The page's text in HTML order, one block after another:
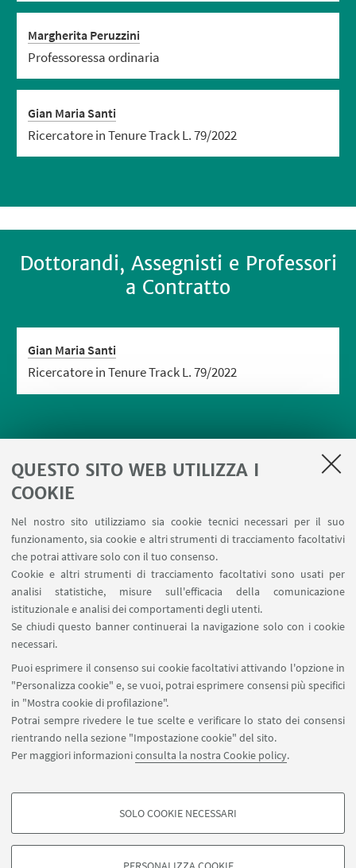
QUESTO SITO WEB UTILIZZA I
COOKIE
Nel nostro sito utilizziamo sia cookie tecnici necessari per il suo
funzionamento, sia cookie e altri strumenti di tracciamento facoltativi
che potrai attivare solo con il tuo consenso.
Cookie e altri strumenti di tracciamento facoltativi sono usati per
analisi statistiche, misure sull'efficacia della comunicazione
istituzionale e analisi dei comportamenti degli utenti.
Se chiudi questo banner continuerai la navigazione solo con i cookie
necessari.
Puoi esprimere il consenso sui cookie facoltativi attivando l'opzione in
"Personalizza cookie" e, se vuoi, potrai esprimere consensi più specifici
in "Mostra cookie di profilazione".
Potrai sempre rivedere le tue scelte e verificare lo stato dei consensi
rientrando nella sezione "Impostazione cookie" del sito.
Per maggiori informazioniconsulta la nostra Cookie policy.
COOKIE DI PROFILAZIONE - FACOLTATIVI
SOLO COOKIE NECESSARI
Margherita Peruzzini
Professoressa ordinaria
Gian Maria Santi
Ricercatore in Tenure Track L. 79/2022
Dottorandi, Assegnisti e Professori
a Contratto
Gian Maria Santi
Ricercatore in Tenure Track L. 79/2022
LINK UTILI
Area riservata
Prenotazione auto e sale DIN
Prenotazione auto UNIBO
Prenotazione auto Ingegneria
SEGUI UNIBO SU:
APP:
©Copyright 2026 - ALMA MATER STUDIORUM - Università di